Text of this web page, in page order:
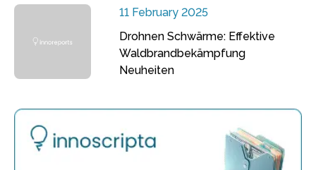
11 February 2025
Drohnen Schwärme: Effektive
Waldbrandbekämpfung
Neuheiten